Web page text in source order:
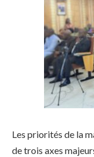
Les priorités de la
de trois axes